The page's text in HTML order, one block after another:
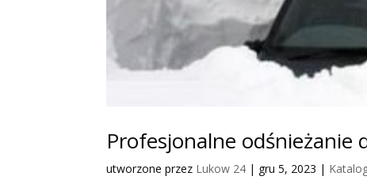
Profesjonalne odśnieżanie
utworzone przez Lukow 24 | gru 5, 2023 |